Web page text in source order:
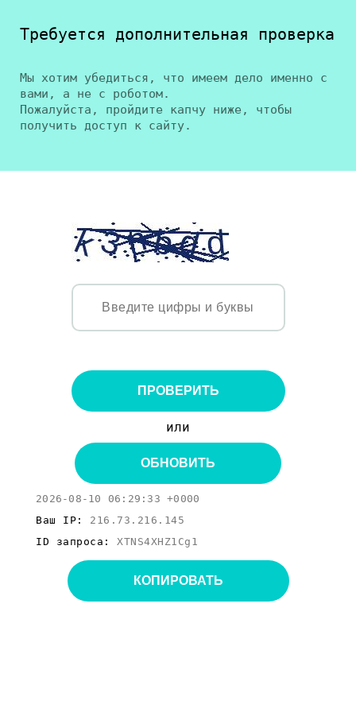
Требуется дополнительная проверка
Мы хотим убедиться, что имеем дело именно с
вами, а не с роботом.
Пожалуйста, пройдите капчу ниже, чтобы
получить доступ к сайту.
ПРОВЕРИТЬ
или
ОБНОВИТЬ
2026-08-10 06:29:33 +0000
Ваш IP: 216.73.216.145
ID запроса: XTNS4XHZ1Cg1
КОПИРОВАТЬ